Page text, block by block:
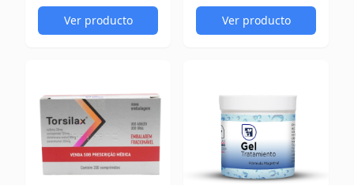
Ver producto
Ver producto